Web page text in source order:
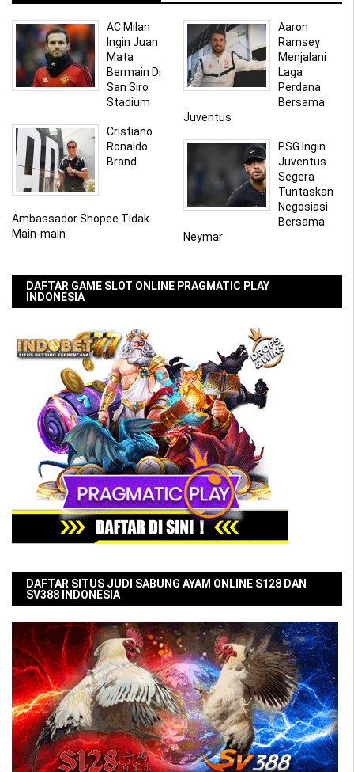
AC Milan
Ingin Juan
Mata
Bermain Di
San Siro
Stadium
Aaron
Ramsey
Menjalani
Laga
Perdana
Bersama
Juventus
Cristiano
Ronaldo
Brand
Ambassador Shopee Tidak
Main-main
PSG Ingin
Juventus
Segera
Tuntaskan
Negosiasi
Bersama
Neymar
DAFTAR GAME SLOT ONLINE PRAGMATIC PLAY
INDONESIA
DAFTAR SITUS JUDI SABUNG AYAM ONLINE S128 DAN
SV388 INDONESIA